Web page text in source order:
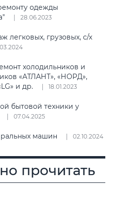
одежды
28.06.2023
легковых, грузовых, с/х
холодильников и
«АТЛАНТ», «НОРД»,
и др.
18.01.2023
бытовой техники у
07.04.2025
машин 02.10.2024
прочитать